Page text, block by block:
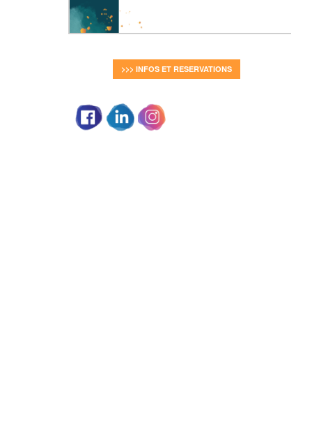
>>> INFOS ET RESERVATIONS